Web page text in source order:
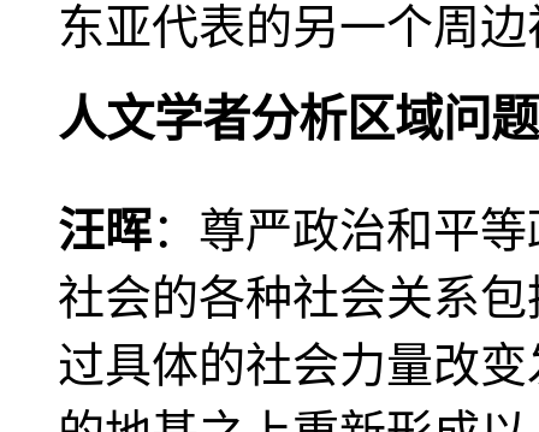
东亚代表的另一个周
人文学者分析区域问题
汪晖：尊严政治和平
社会的各种社会关系
过具体的社会力量改